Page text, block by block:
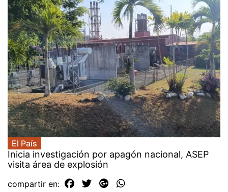
El País
Inicia investigación por apagón nacional, ASEP
visita área de explosión
compartir en: